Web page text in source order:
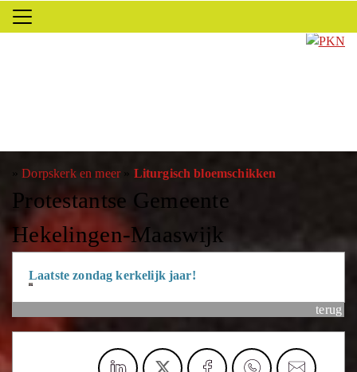
»Dorpskerk en meer» Liturgisch bloemschikken
Protestantse Gemeente
Hekelingen-Maaswijk
Laatste zondag kerkelijk jaar!
terug